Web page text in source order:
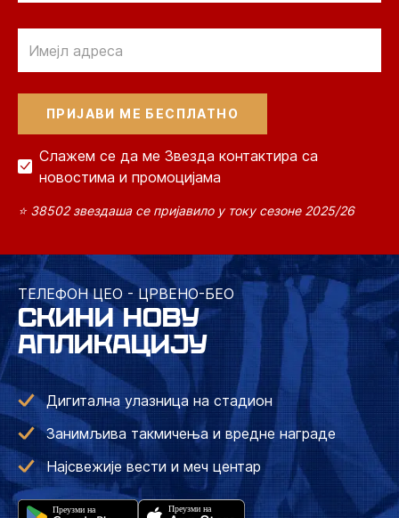
Слажем се да ме Звезда контактира са
новостима и промоцијама
⭐ 38502 звездаша се пријавило у току сезоне 2025/26
ТЕЛЕФОН ЦЕО - ЦРВЕНО-БЕО
СКИНИ НОВУ
АПЛИКАЦИЈУ
Дигитална улазница на стадион
Занимљива такмичења и вредне награде
Најсвежије вести и меч центар